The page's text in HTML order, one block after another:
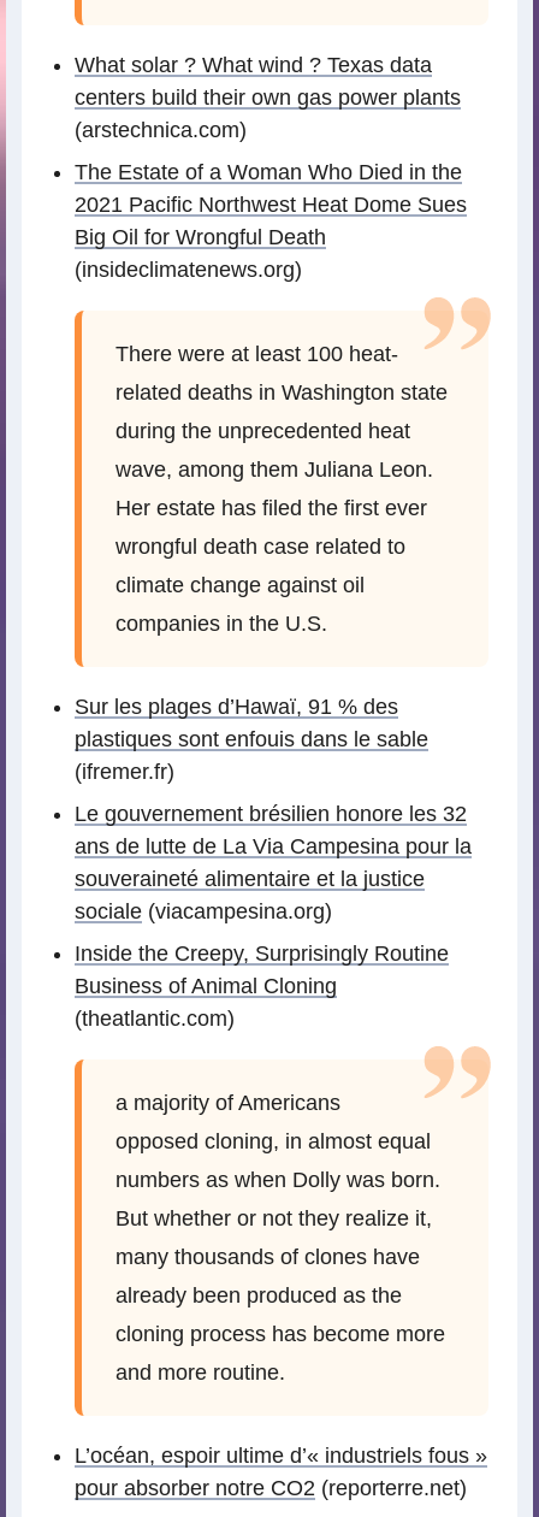
What solar ? What wind ? Texas data
centers build their own gas power plants
(arstechnica.com)
The Estate of a Woman Who Died in the
2021 Pacific Northwest Heat Dome Sues
Big Oil for Wrongful Death
(insideclimatenews.org)
There were at least 100 heat-
related deaths in Washington state
during the unprecedented heat
wave, among them Juliana Leon.
Her estate has filed the first ever
wrongful death case related to
climate change against oil
companies in the U.S.
Sur les plages d’Hawaï, 91 % des
plastiques sont enfouis dans le sable
(ifremer.fr)
Le gouvernement brésilien honore les 32
ans de lutte de La Via Campesina pour la
souveraineté alimentaire et la justice
sociale (viacampesina.org)
Inside the Creepy, Surprisingly Routine
Business of Animal Cloning
(theatlantic.com)
a majority of Americans
opposed cloning, in almost equal
numbers as when Dolly was born.
But whether or not they realize it,
many thousands of clones have
already been produced as the
cloning process has become more
and more routine.
L’océan, espoir ultime d’« industriels fous »
pour absorber notre CO2 (reporterre.net)